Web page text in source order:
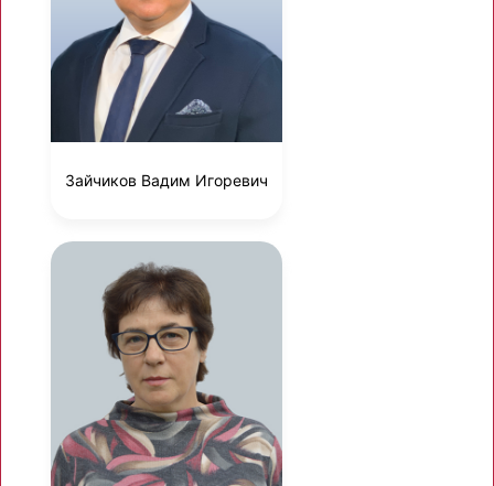
Зайчиков Вадим Игоревич